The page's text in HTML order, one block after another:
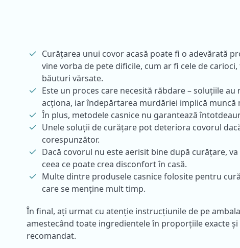
Curățarea unui covor acasă poate fi o adevărată
vine vorba de pete dificile, cum ar fi cele de
băuturi vărsate.
Este un proces care necesită răbdare – soluțiile
acționa, iar îndepărtarea murdăriei implică muncă
În plus, metodele casnice nu garantează
Unele soluții de curățare pot deteriora covorul
corespunzător.
Dacă covorul nu este aerisit bine după curățare,
ceea ce poate crea disconfort în casă.
Multe dintre produsele casnice folosite pentru
care se menține mult timp.
În final, ați urmat cu atenție instrucțiunile de pe
amestecând toate ingredientele în proporțiile exacte
recomandat.